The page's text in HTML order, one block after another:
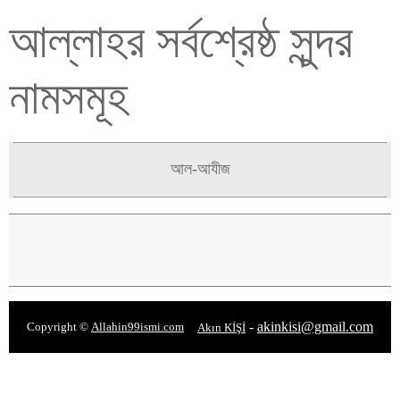
আল্লাহর সর্বশ্রেষ্ঠ সুন্দর
নামসমূহ
আল-আযীজ
Copyright © Allahin99ismi.com Akın KİŞİ - akinkisi@gmail.com